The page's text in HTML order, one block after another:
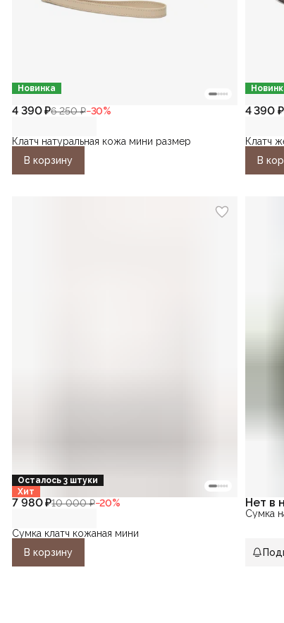
Новинка
4 390 ₽6 250 ₽−30%
Клатч натуральная кожа мини размер
В корзину
4 390 ₽
Клатч
В
Осталось 3 штуки
Хит
7 980 ₽10 000 ₽−20%
Сумка клатч кожаная мини
В корзину
Нет в
Сумка